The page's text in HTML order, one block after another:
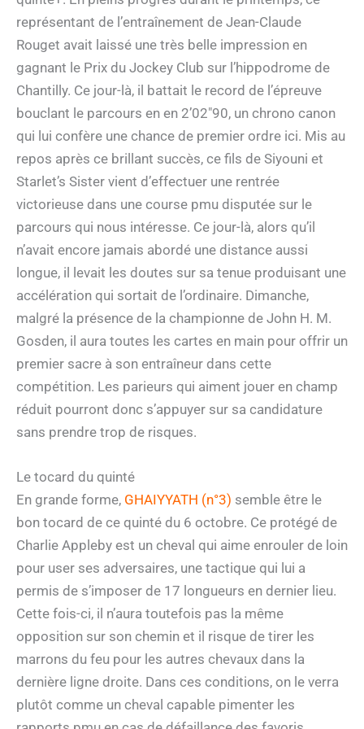
représentant de l’entraînement de Jean-Claude
Rouget avait laissé une très belle impression en
gagnant le Prix du Jockey Club sur l’hippodrome de
Chantilly. Ce jour-là, il battait le record de l’épreuve
bouclant le parcours en en 2’02″90, un chrono canon
qui lui confère une chance de premier ordre ici. Mis au
repos après ce brillant succès, ce fils de Siyouni et
Starlet’s Sister vient d’effectuer une rentrée
victorieuse dans une course pmu disputée sur le
parcours qui nous intéresse. Ce jour-là, alors qu’il
n’avait encore jamais abordé une distance aussi
longue, il levait les doutes sur sa tenue produisant une
accélération qui sortait de l’ordinaire. Dimanche,
malgré la présence de la championne de John H. M.
Gosden, il aura toutes les cartes en main pour offrir un
premier sacre à son entraîneur dans cette
compétition. Les parieurs qui aiment jouer en champ
réduit pourront donc s’appuyer sur sa candidature
sans prendre trop de risques.
Le tocard du quinté
En grande forme, GHAIYYATH (n°3) semble être le
bon tocard de ce quinté du 6 octobre. Ce protégé de
Charlie Appleby est un cheval qui aime enrouler de loin
pour user ses adversaires, une tactique qui lui a
permis de s’imposer de 17 longueurs en dernier lieu.
Cette fois-ci, il n’aura toutefois pas la même
opposition sur son chemin et il risque de tirer les
marrons du feu pour les autres chevaux dans la
dernière ligne droite. Dans ces conditions, on le verra
plutôt comme un cheval capable pimenter les